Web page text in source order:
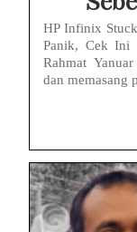
HP Infinix
Panik, Cek Ini
Rahmat
dan memasang